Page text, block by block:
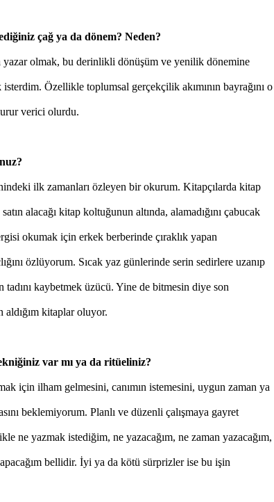
çağ ya da dönem? Neden?
olmak, bu derinlikli dönüşüm ve yenilik dönemine
Özellikle toplumsal gerçekçilik akımının bayrağını o
verici olurdu.
ilk zamanları özleyen bir okurum. Kitapçılarda kitap
alacağı kitap koltuğunun altında, alamadığını çabucak
okumak için erkek berberinde çıraklık yapan
özlüyorum. Sıcak yaz günlerinde serin sedirlere uzanıp
tadını kaybetmek üzücü. Yine de bitmesin diye son
aldığım kitaplar oluyor.
var mı ya da ritüeliniz?
için ilham gelmesini, canımın istemesini, uygun zaman ya
beklemiyorum. Planlı ve düzenli çalışmaya gayret
ne yazmak istediğim, ne yazacağım, ne zaman yazacağım,
bellidir. İyi ya da kötü sürprizler ise bu işin